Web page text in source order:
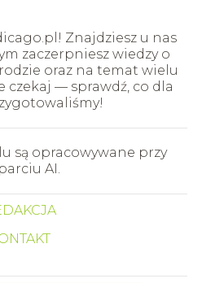
Znajdziesz u nas
zaczerpniesz wiedzy o
oraz na temat wielu
czekaj — sprawdź, co dla
są opracowywane przy
AI.